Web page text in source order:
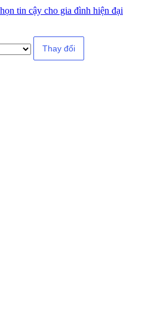
tin cậy cho gia đình hiện đại